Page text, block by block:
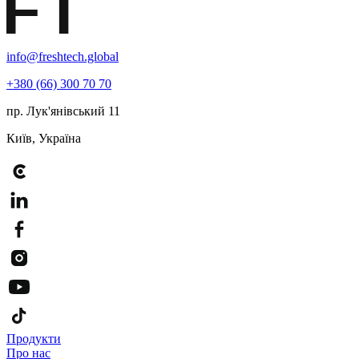
info@freshtech.global
+380 (66) 300 70 70
пр. Лук'янівський 11
Київ, Україна
Продукти
Про нас